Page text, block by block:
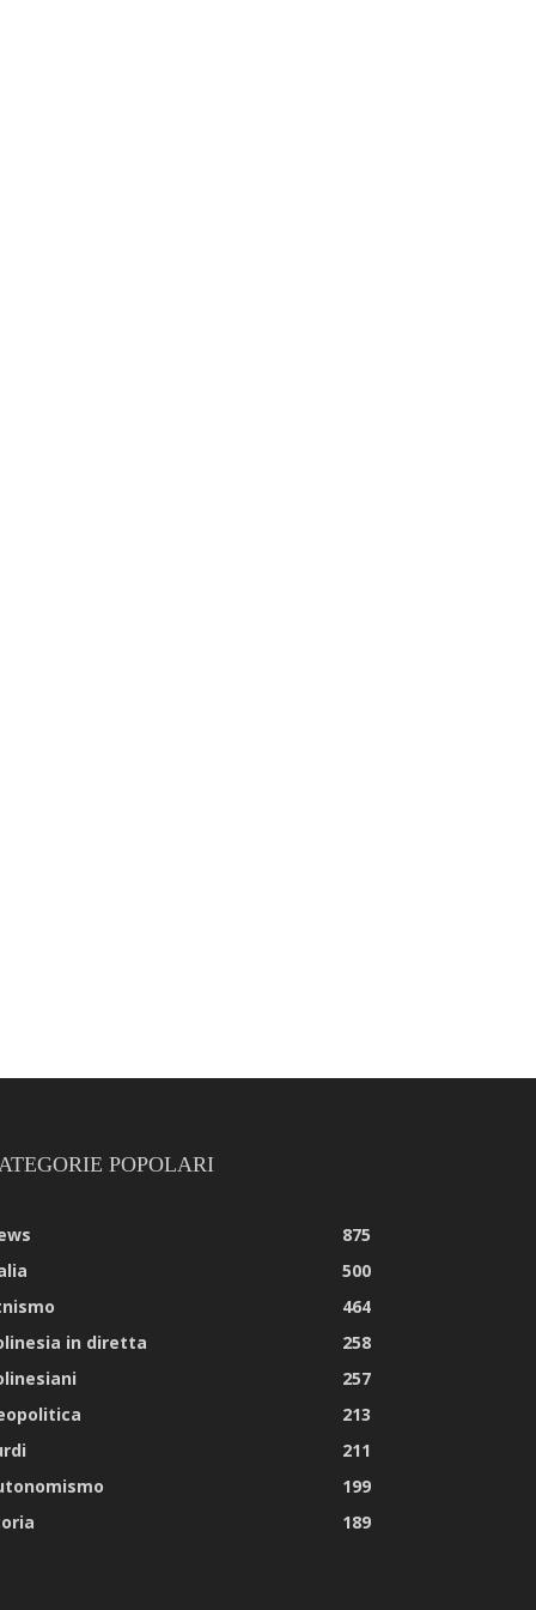
POPOLARI
875
500
464
in diretta
258
257
213
211
199
189